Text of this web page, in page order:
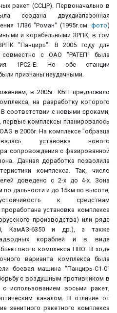
ракет (ССЦР). Первоначально в
создана двухдиапазонная
1Л36 "Роман" (1995г.см. фото)
и корабельными ЗРПК, в том
"Панцирь". В 2005 году для
совместно с ОАО "РАТЕП" была
1РС2-Е. Но обе станции
признаны неудачными.
в 2005г. КБП предложило
на разработку которого
соответствии с новыми сроками,
первые комплексы планировалось
в 2006г. На комплексе "образца
установка нового
сопровождения с фазированной
Данная доработка позволила
комплекса. Так, число
доведено с 2-х до 4-х. Зона
по дальности и до 15км по высоте,
к средствам
установка комплекса
производства) или ряде
КамАЗ-6350 и др.), а также
кораблей и в виде
комплекса ПВО. В ходе
варианта комплекса была
боевая машина "Панцирь-С1-0"
с воздушным противником в
использованием восьми ракет,
каналом. В отличие от
зенитного ракетного комплекса